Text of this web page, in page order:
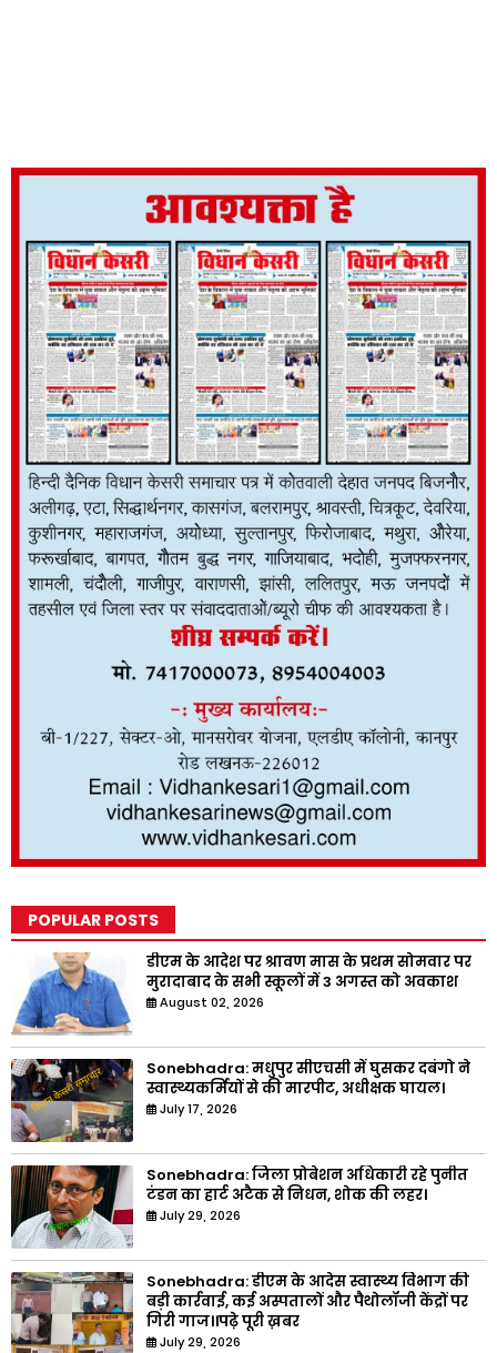
POPULAR POSTS
डीएम के आदेश पर श्रावण मास के प्रथम सोमवार पर
मुरादाबाद के सभी स्कूलों में 3 अगस्त को अवकाश
August 02, 2026
Sonebhadra: मधुपुर सीएचसी में घुसकर दबंगो ने
स्वास्थ्यकर्मियों से की मारपीट, अधीक्षक घायल।
July 17, 2026
Sonebhadra: जिला प्रोबेशन अधिकारी रहे पुनीत
टंडन का हार्ट अटैक से निधन, शोक की लहर।
July 29, 2026
Sonebhadra: डीएम के आदेस स्वास्थ्य विभाग की
बड़ी कार्रवाई, कई अस्पतालों और पैथोलॉजी केंद्रों पर
गिरी गाज।।पढ़े पूरी ख़बर
July 29, 2026